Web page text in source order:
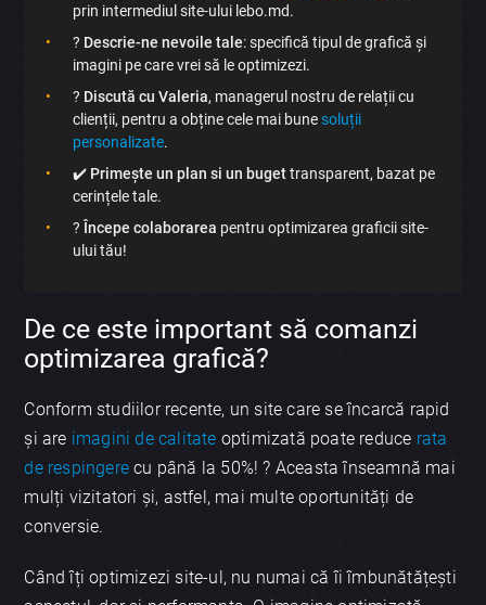
prin intermediul site-ului lebo.md.
? Descrie-ne nevoile tale: specifică tipul de grafică și
imagini pe care vrei să le optimizezi.
? Discută cu Valeria, managerul nostru de relații cu
clienții, pentru a obține cele mai bunesoluții
personalizate.
✔️ Primește un plan si un bugettransparent, bazat pe
cerințele tale.
? Începe colaborarea pentru optimizarea graficii site-
ului tău!
De ce este important să comanzi
optimizarea grafică?
Conform studiilor recente, un site care se încarcă rapid
și are imagini de calitate optimizată poate reduce rata
de respingere cu până la 50%! ? Aceasta înseamnă mai
mulți vizitatori și, astfel, mai multe oportunități de
conversie.
Când îți optimizezi site-ul, nu numai că îi îmbunătățești